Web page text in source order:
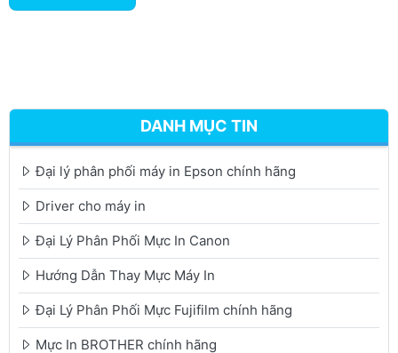
DANH MỤC TIN
Đại lý phân phối máy in Epson chính hãng
Driver cho máy in
Đại Lý Phân Phối Mực In Canon
Hướng Dẫn Thay Mực Máy In
Đại Lý Phân Phối Mực Fujifilm chính hãng
Mực In BROTHER chính hãng